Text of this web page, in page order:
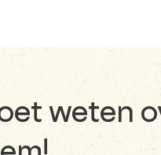
weten